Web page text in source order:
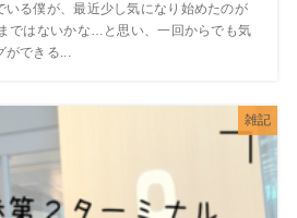
いる僕が、最近少し気になり始めたのが
ではないかな…と思い、一回からでも気
できる...
雑記